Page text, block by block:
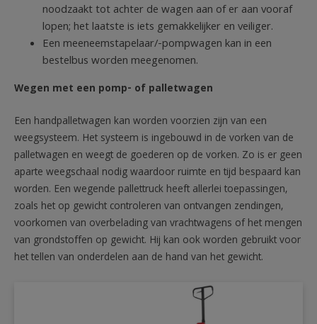
noodzaakt tot achter de wagen aan of er aan vooraf
lopen; het laatste is iets gemakkelijker en veiliger.
Een meeneemstapelaar/-pompwagen kan in een
bestelbus worden meegenomen.
Wegen met een pomp- of palletwagen
Een handpalletwagen kan worden voorzien zijn van een
weegsysteem. Het systeem is ingebouwd in de vorken van de
palletwagen en weegt de goederen op de vorken. Zo is er geen
aparte weegschaal nodig waardoor ruimte en tijd bespaard kan
worden. Een wegende pallettruck heeft allerlei toepassingen,
zoals het op gewicht controleren van ontvangen zendingen,
voorkomen van overbelading van vrachtwagens of het mengen
van grondstoffen op gewicht. Hij kan ook worden gebruikt voor
het tellen van onderdelen aan de hand van het gewicht.